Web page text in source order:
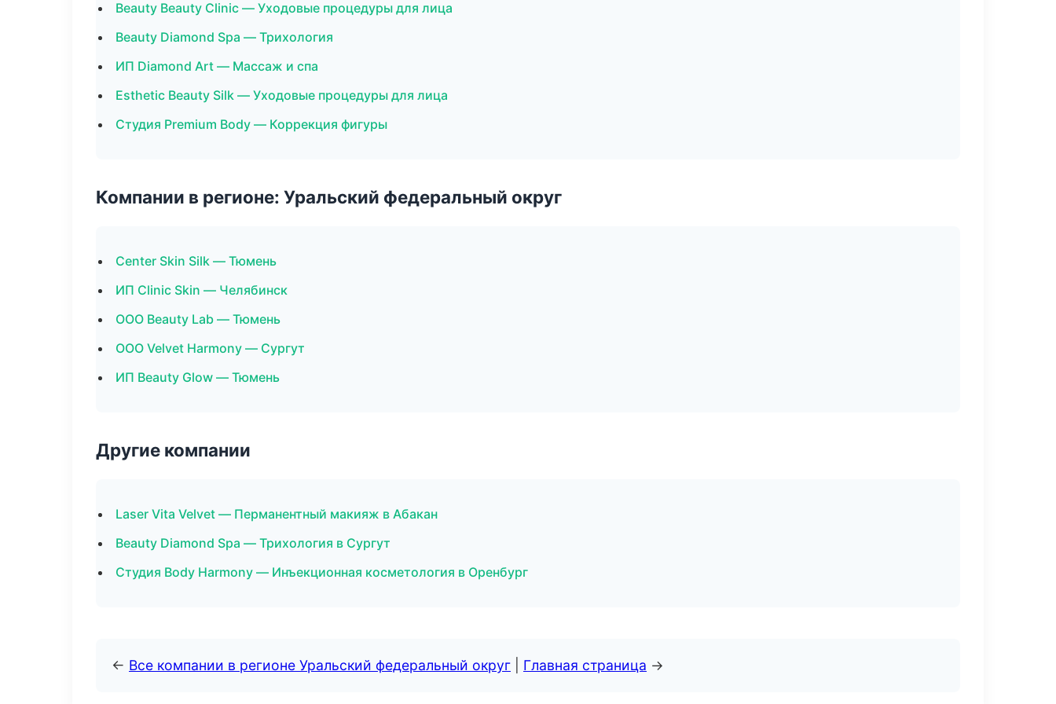
Beauty Beauty Clinic — Уходовые процедуры для лица
Beauty Diamond Spa — Трихология
ИП Diamond Art — Массаж и спа
Esthetic Beauty Silk — Уходовые процедуры для лица
Студия Premium Body — Коррекция фигуры
Компании в регионе: Уральский федеральный округ
Center Skin Silk — Тюмень
ИП Clinic Skin — Челябинск
ООО Beauty Lab — Тюмень
ООО Velvet Harmony — Сургут
ИП Beauty Glow — Тюмень
Другие компании
Laser Vita Velvet — Перманентный макияж в Абакан
Beauty Diamond Spa — Трихология в Сургут
Студия Body Harmony — Инъекционная косметология в Оренбург
← Все компании в регионе Уральский федеральный округ Главная страница →